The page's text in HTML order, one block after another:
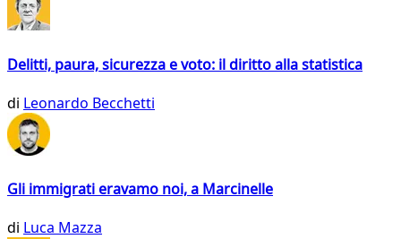
Delitti, paura, sicurezza e voto: il diritto alla statistica
di Leonardo Becchetti
Gli immigrati eravamo noi, a Marcinelle
di Luca Mazza